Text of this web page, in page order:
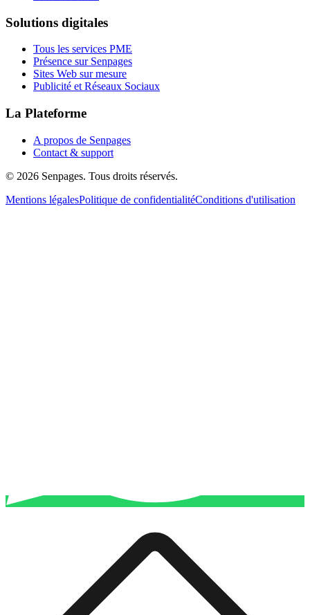
Solutions digitales
Tous les services PME
Présence sur Senpages
Sites Web sur mesure
Publicité et Réseaux Sociaux
La Plateforme
A propos de Senpages
Contact & support
© 2026 Senpages. Tous droits réservés.
Mentions légalesPolitique de confidentialitéConditions d'utilisation